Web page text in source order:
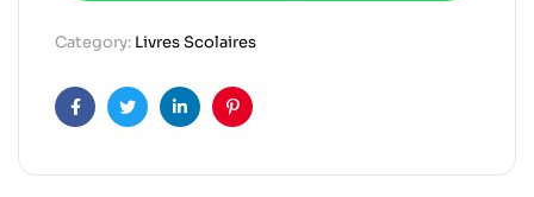
Category: Livres Scolaires
FacebookTwitterLinkedinPinterest